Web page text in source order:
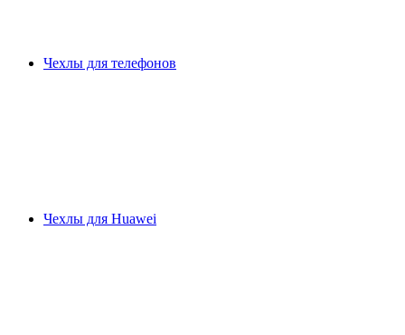
Чехлы для телефонов
Чехлы для Huawei